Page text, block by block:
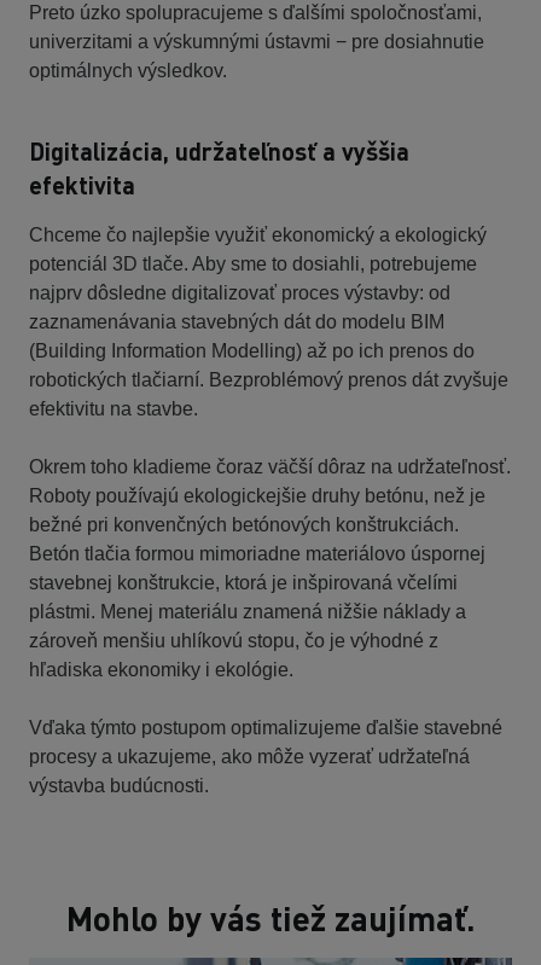
Preto úzko spolupracujeme s ďalšími spoločnosťami,
univerzitami a výskumnými ústavmi − pre dosiahnutie
optimálnych výsledkov.
Digitalizácia, udržateľnosť a vyššia
efektivita
Chceme čo najlepšie využiť ekonomický a ekologický
potenciál 3D tlače. Aby sme to dosiahli, potrebujeme
najprv dôsledne digitalizovať proces výstavby: od
zaznamenávania stavebných dát do modelu BIM
(Building Information Modelling) až po ich prenos do
robotických tlačiarní. Bezproblémový prenos dát zvyšuje
efektivitu na stavbe.
Okrem toho kladieme čoraz väčší dôraz na udržateľnosť.
Roboty používajú ekologickejšie druhy betónu, než je
bežné pri konvenčných betónových konštrukciách.
Betón tlačia formou mimoriadne materiálovo úspornej
stavebnej konštrukcie, ktorá je inšpirovaná včelími
plástmi. Menej materiálu znamená nižšie náklady a
zároveň menšiu uhlíkovú stopu, čo je výhodné z
hľadiska ekonomiky i ekológie.
Vďaka týmto postupom optimalizujeme ďalšie stavebné
procesy a ukazujeme, ako môže vyzerať udržateľná
výstavba budúcnosti.
Mohlo by vás tiež zaujímať.